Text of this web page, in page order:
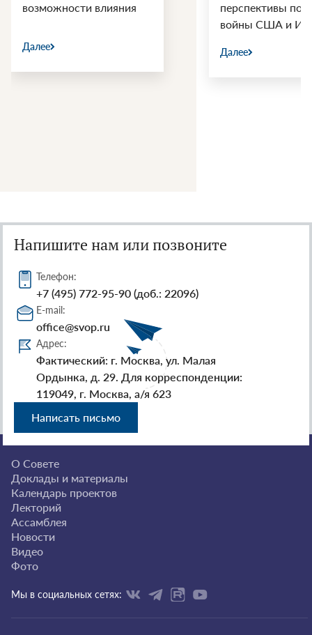
возможности влияния
Далее
перспективы
войны США и
Далее
Напишите нам или позвоните
Телефон:
+7 (495) 772-95-90 (доб.: 22096)
E-mail:
office@svop.ru
Адрес:
Фактический: г. Москва, ул. Малая
Ордынка, д. 29. Для корреспонденции:
119049, г. Москва, а/я 623
Написать письмо
О Совете
Доклады и материалы
Календарь проектов
Лекторий
Ассамблея
Новости
Видео
Фото
Мы в социальных сетях: